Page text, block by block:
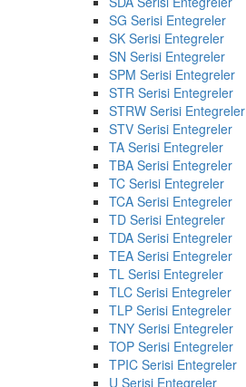
SG Serisi Entegreler
SK Serisi Entegreler
SN Serisi Entegreler
SPM Serisi Entegreler
STR Serisi Entegreler
STRW Serisi Entegreler
STV Serisi Entegreler
TA Serisi Entegreler
TBA Serisi Entegreler
TC Serisi Entegreler
TCA Serisi Entegreler
TD Serisi Entegreler
TDA Serisi Entegreler
TEA Serisi Entegreler
TL Serisi Entegreler
TLC Serisi Entegreler
TLP Serisi Entegreler
TNY Serisi Entegreler
TOP Serisi Entegreler
TPIC Serisi Entegreler
U Serisi Entegreler